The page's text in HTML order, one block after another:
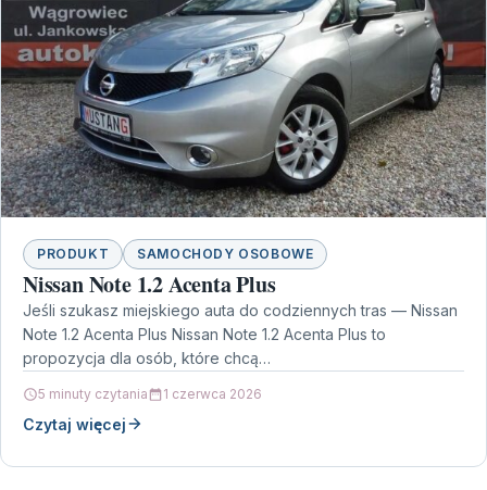
PRODUKT SAMOCHODY OSOBOWE
Nissan Note 1.2 Acenta Plus
Jeśli szukasz miejskiego auta do codziennych tras — Nissan
Note 1.2 Acenta Plus Nissan Note 1.2 Acenta Plus to
propozycja dla osób, które chcą…
5 minuty czytania 1 czerwca 2026
Czytaj więcej